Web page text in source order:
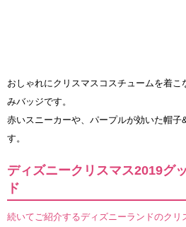
おしゃれにクリスマスコスチュームを着
みバッジです。
赤いスニーカーや、パープルが効いた帽
す。
ディズニークリスマス2019グ
ド
続いてご紹介するディズニーランドのク